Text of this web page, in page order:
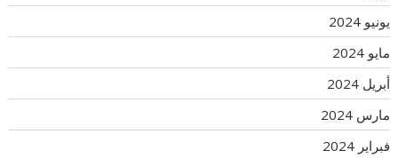
يونيو 2024
مايو 2024
أبريل 2024
مارس 2024
فبراير 2024